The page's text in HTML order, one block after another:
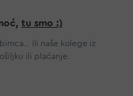
tu smo :)
Ili naše kolege iz
ili plaćanje.